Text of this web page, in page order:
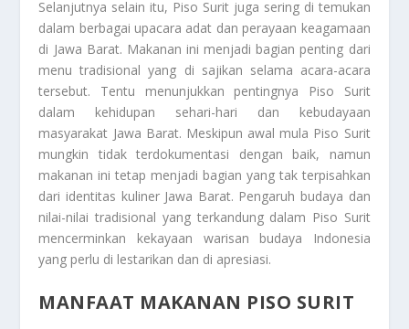
Selanjutnya selain itu, Piso Surit juga sering di temukan
dalam berbagai upacara adat dan perayaan keagamaan
di Jawa Barat. Makanan ini menjadi bagian penting dari
menu tradisional yang di sajikan selama acara-acara
tersebut. Tentu menunjukkan pentingnya Piso Surit
dalam kehidupan sehari-hari dan kebudayaan
masyarakat Jawa Barat. Meskipun awal mula Piso Surit
mungkin tidak terdokumentasi dengan baik, namun
makanan ini tetap menjadi bagian yang tak terpisahkan
dari identitas kuliner Jawa Barat. Pengaruh budaya dan
nilai-nilai tradisional yang terkandung dalam Piso Surit
mencerminkan kekayaan warisan budaya Indonesia
yang perlu di lestarikan dan di apresiasi.
MANFAAT MAKANAN PISO SURIT